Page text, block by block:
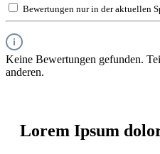
Bewertungen nur in der aktuellen
Keine Bewertungen gefunden.
anderen.
Lorem Ipsum